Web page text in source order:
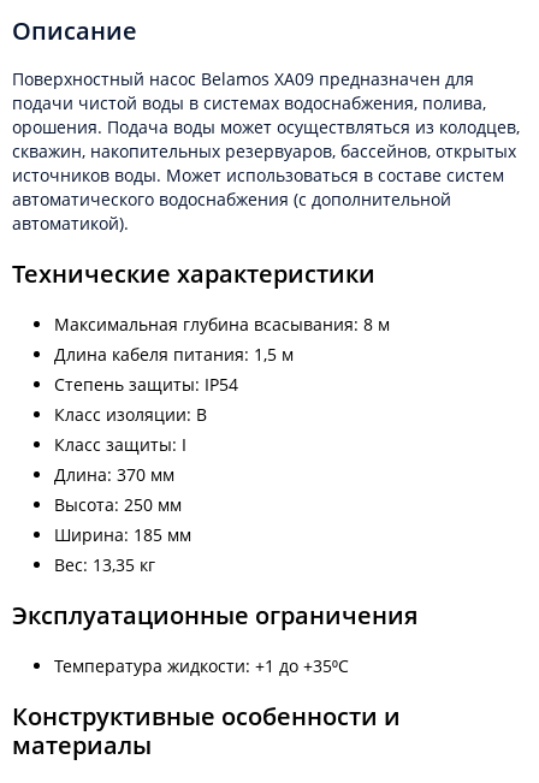
Описание
Поверхностный насос Belamos XA09 предназначен для
подачи чистой воды в системах водоснабжения, полива,
орошения. Подача воды может осуществляться из колодцев,
скважин, накопительных резервуаров, бассейнов, открытых
источников воды. Может использоваться в составе систем
автоматического водоснабжения (с дополнительной
автоматикой).
Технические характеристики
Максимальная глубина всасывания: 8 м
Длина кабеля питания: 1,5 м
Степень защиты: IP54
Класс изоляции: B
Класс защиты: I
Длина: 370 мм
Высота: 250 мм
Ширина: 185 мм
Вес: 13,35 кг
Эксплуатационные ограничения
Температура жидкости: +1 до +35⁰С
Конструктивные особенности и
материалы